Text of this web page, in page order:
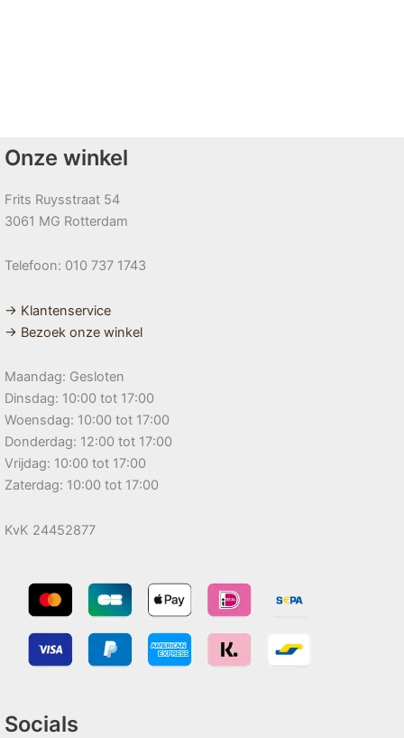
Onze winkel
Frits Ruysstraat 54
3061 MG Rotterdam
Telefoon: 010 737 1743
→ Klantenservice
→ Bezoek onze winkel
Maandag: Gesloten
Dinsdag: 10:00 tot 17:00
Woensdag: 10:00 tot 17:00
Donderdag: 12:00 tot 17:00
Vrijdag: 10:00 tot 17:00
Zaterdag: 10:00 tot 17:00
KvK 24452877
Socials